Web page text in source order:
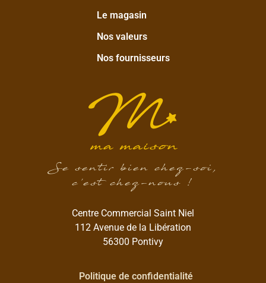
Le magasin
Nos valeurs
Nos fournisseurs
Se sentir bien chez-soi,
c’est chez-nous !
Centre Commercial Saint Niel
112 Avenue de la Libération
56300 Pontivy
Politique de confidentialité